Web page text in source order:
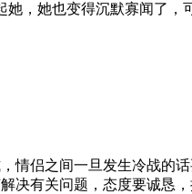
，她也变得沉默寡闻了
侣之间一旦发生冷战的
有关问题，态度要诚恳